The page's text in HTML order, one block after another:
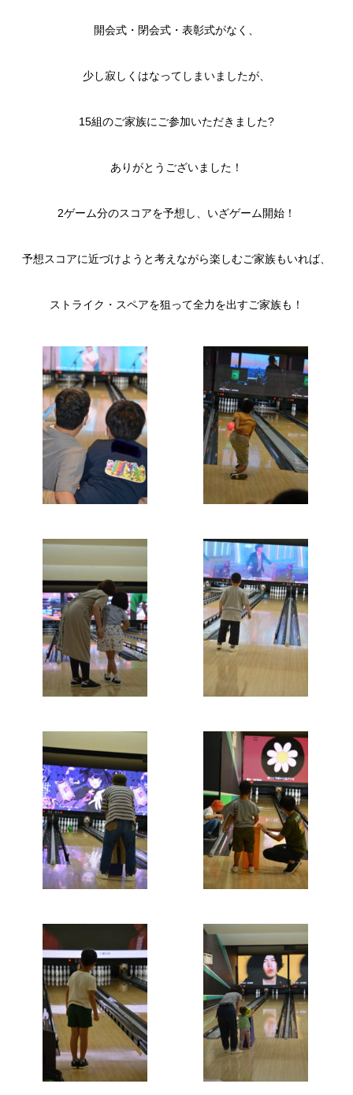
開会式・閉会式・表彰式がなく、
少し寂しくはなってしまいましたが、
15組のご家族にご参加いただきました?
ありがとうございました！
2ゲーム分のスコアを予想し、いざゲーム開始！
予想スコアに近づけようと考えながら楽しむご家族もいれば、
ストライク・スペアを狙って全力を出すご家族も！